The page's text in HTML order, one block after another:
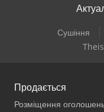
Сушіння
Продається
Розміщення